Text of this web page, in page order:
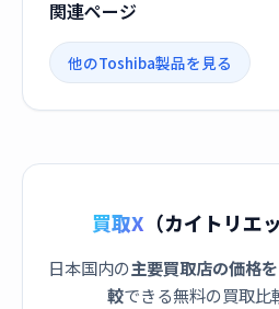
関連ページ
他のToshiba製品を見る
買取X （カイトリエ
日本国内の主要買取店の価格
較できる無料の買取比